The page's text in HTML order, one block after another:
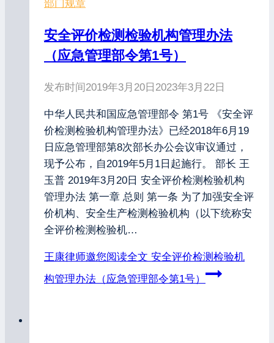
部门规章
安全评价检测检验机构管理办法
（应急管理部令第1号）
发布时间2019年3月20日 2023年3月22日
中华人民共和国应急管理部令 第1号 《安全评
价检测检验机构管理办法》已经2018年6月19
日应急管理部第8次部长办公会议审议通过，
现予公布，自2019年5月1日起施行。 部长 王
玉普 2019年3月20日 安全评价检测检验机构
管理办法 第一章 总则 第一条 为了加强安全评
价机构、安全生产检测检验机构（以下统称安
全评价检测检验机…
王康律师邀您阅读全文 安全评价检测检验机
构管理办法（应急管理部令第1号）